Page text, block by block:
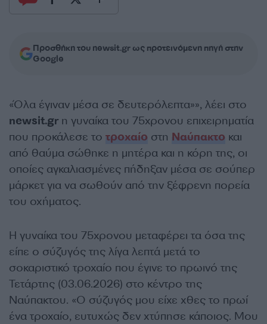
Προσθήκη του newsit.gr ως προτεινόμενη πηγή στην
Google
«Όλα έγιναν μέσα σε δευτερόλεπτα»», λέει στο
newsit.gr η γυναίκα του 75χρονου επιχειρηματία
που προκάλεσε το τροχαίο στη Ναύπακτο και
από θαύμα σώθηκε η μητέρα και η κόρη της, οι
οποίες αγκαλιασμένες πήδηξαν μέσα σε σούπερ
μάρκετ για να σωθούν από την ξέφρενη πορεία
του οχήματος.
Η γυναίκα του 75χρονου μεταφέρει τα όσα της
είπε ο σύζυγός της λίγα λεπτά μετά το
σοκαριστικό τροχαίο που έγινε το πρωινό της
Τετάρτης (03.06.2026) στο κέντρο της
Ναύπακτου. «Ο σύζυγός μου είχε χθες το πρωί
ένα τροχαίο, ευτυχώς δεν χτύπησε κάποιος. Μου